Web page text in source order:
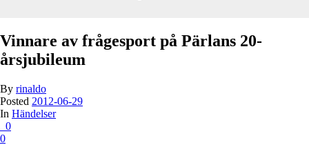
Vinnare av frågesport på Pärlans 20-
årsjubileum
By rinaldo
Posted 2012-06-29
In Händelser
0
0